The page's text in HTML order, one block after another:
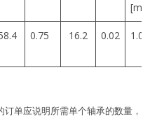
[min]
0.75 16.2 0.02 1.0
单应说明所需单个轴承的数量，